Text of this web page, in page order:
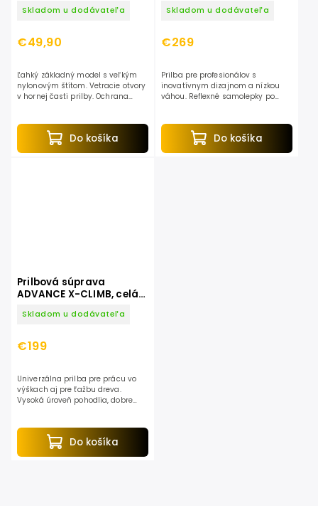
Skladom u dodávateľa
€49,90
Do košíka
Ľahký základný model s veľkým
nylonovým štítom. Vetracie otvory
v hornej časti prilby. Ochrana
systém pre jednoduché...
Skladom u dodávateľa
€269
Do košíka
Prilba pre profesionálov s
inovatívnym dizajnom a nízkou
váhou. Reflexné samolepky po
Vynikajúca ochrana hluku SNR
Prilbová súprava
ADVANCE X-CLIMB, celá
Skladom u dodávateľa
€199
Do košíka
Univerzálna prilba pre prácu vo
výškach aj pre ťažbu dreva.
Vysoká úroveň pohodlia, dobre
obvode. V ponuke ako...